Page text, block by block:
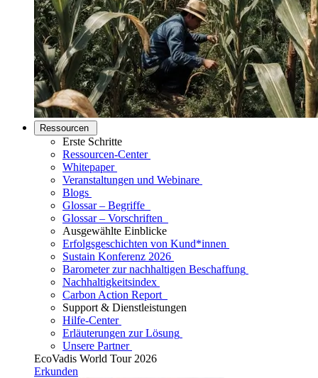
Ressourcen
Erste Schritte
Ressourcen-Center
Whitepaper
Veranstaltungen und Webinare
Blogs
Glossar – Begriffe
Glossar – Vorschriften
Ausgewählte Einblicke
Erfolgsgeschichten von Kund*innen
Sustain Konferenz 2026
Barometer zur nachhaltigen Beschaffung
Nachhaltigkeitsindex
Carbon Action Report
Support & Dienstleistungen
Hilfe-Center
Erläuterungen zur Lösung
Unsere Partner
EcoVadis World Tour 2026
Erkunden